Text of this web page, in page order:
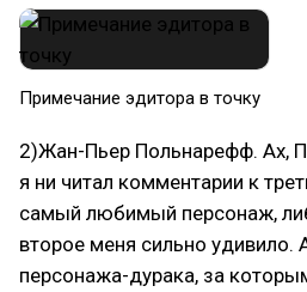
Примечание эдитора в точку
2)Жан-Пьер Польнарефф. Ах,
я ни читал комментарии к
самый любимый персонаж,
второе меня сильно удивило.
персонажа-дурака, за